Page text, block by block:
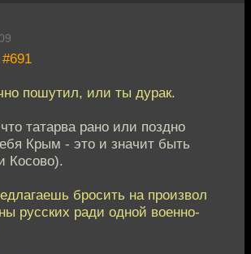
#691
пошутил, или ты дурак.
татарва рано или поздно
Крым - это и значит быть
Косово).
бросить на произвол
русских ради одной военно-